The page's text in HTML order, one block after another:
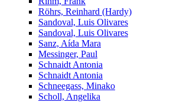
Röhrs, Reinhard (Hardy)
Sandoval, Luis Olivares
Sandoval, Luis Olivares
Sanz, Aída Mara
Messinger, Paul
Schnaidt Antonia
Schnaidt Antonia
Schneegass, Minako
Scholl, Angelika